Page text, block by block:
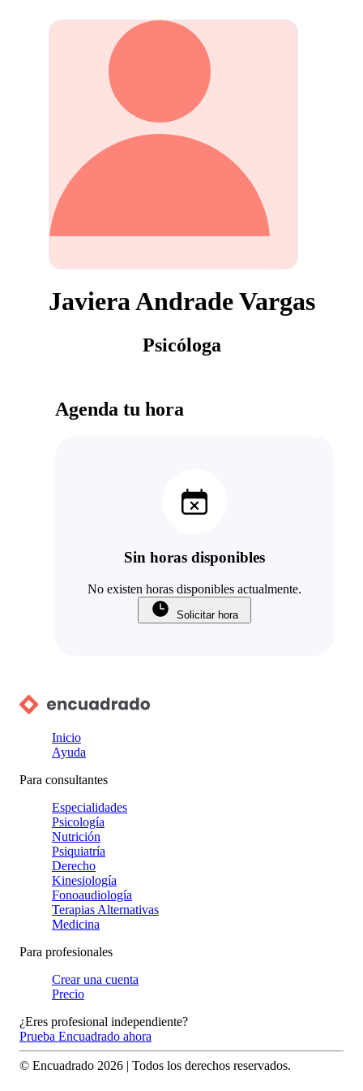
Javiera Andrade Vargas
Psicóloga
Agenda tu hora
Sin horas disponibles
No existen horas disponibles actualmente.
Solicitar hora
Inicio
Ayuda
Para consultantes
Especialidades
Psicología
Nutrición
Psiquiatría
Derecho
Kinesiología
Fonoaudiología
Terapias Alternativas
Medicina
Para profesionales
Crear una cuenta
Precio
¿Eres profesional independiente?
Prueba Encuadrado ahora
© Encuadrado 2026 | Todos los derechos reservados.